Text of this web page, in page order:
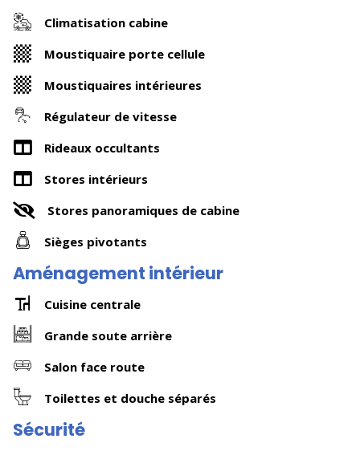
Climatisation cabine
Moustiquaire porte cellule
Moustiquaires intérieures
Régulateur de vitesse
Rideaux occultants
Stores intérieurs
Stores panoramiques de cabine
Sièges pivotants
Aménagement intérieur
Cuisine centrale
Grande soute arrière
Salon face route
Toilettes et douche séparés
Sécurité